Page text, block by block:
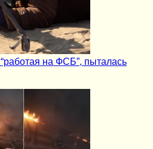
на ФСБ”, пыталась